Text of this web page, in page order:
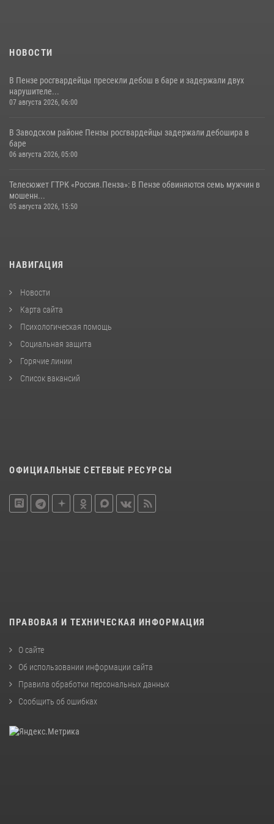
НОВОСТИ
В Пензе росгвардейцы пресекли дебош в баре и задержали двух
нарушителе...
07 августа 2026, 06:00
В Заводском районе Пензы росгвардейцы задержали дебошира в
баре
06 августа 2026, 05:00
Телесюжет ГТРК «Россия.Пенза»: В Пензе обвиняются семь мужчин в
мошенн...
05 августа 2026, 15:50
НАВИГАЦИЯ
Новости
Карта сайта
Психологическая помощь
Социальная защита
Горячие линии
Список вакансий
ОФИЦИАЛЬНЫЕ СЕТЕВЫЕ РЕСУРСЫ
ПРАВОВАЯ И ТЕХНИЧЕСКАЯ ИНФОРМАЦИЯ
О сайте
Об использовании информации сайта
Правила обработки персональных данных
Сообщить об ошибках